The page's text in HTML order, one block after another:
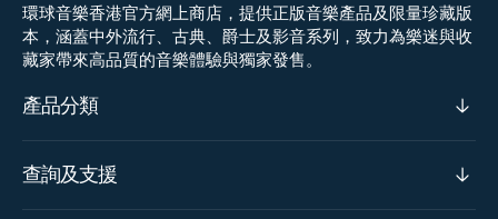
環球音樂香港官方網上商店，提供正版音樂產品及限量珍藏版
本，涵蓋中外流行、古典、爵士及影音系列，致力為樂迷與收
藏家帶來高品質的音樂體驗與獨家發售。
產品分類
查詢及支援